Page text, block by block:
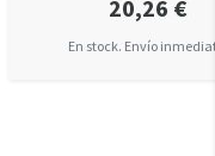
20,26 €
En stock. Envío